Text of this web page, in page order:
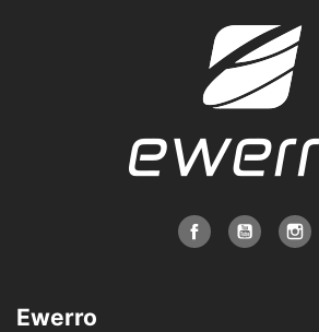
Ewerro